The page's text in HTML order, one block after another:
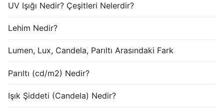
UV Işığı Nedir? Çeşitleri Nelerdir?
Lehim Nedir?
Lumen, Lux, Candela, Parıltı Arasındaki Fark
Parıltı (cd/m2) Nedir?
Işık Şiddeti (Candela) Nedir?